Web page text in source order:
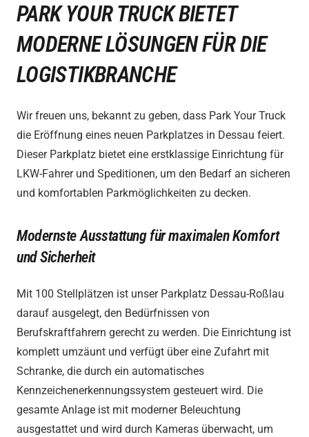
PARK YOUR TRUCK BIETET
MODERNE LÖSUNGEN FÜR DIE
LOGISTIKBRANCHE
Wir freuen uns, bekannt zu geben, dass Park Your Truck
die Eröffnung eines neuen Parkplatzes in Dessau feiert.
Dieser Parkplatz bietet eine erstklassige Einrichtung für
LKW-Fahrer und Speditionen, um den Bedarf an sicheren
und komfortablen Parkmöglichkeiten zu decken.
Modernste Ausstattung für maximalen Komfort
und Sicherheit
Mit 100 Stellplätzen ist unser Parkplatz Dessau-Roßlau
darauf ausgelegt, den Bedürfnissen von
Berufskraftfahrern gerecht zu werden. Die Einrichtung ist
komplett umzäunt und verfügt über eine Zufahrt mit
Schranke, die durch ein automatisches
Kennzeichenerkennungssystem gesteuert wird. Die
gesamte Anlage ist mit moderner Beleuchtung
ausgestattet und wird durch Kameras überwacht, um